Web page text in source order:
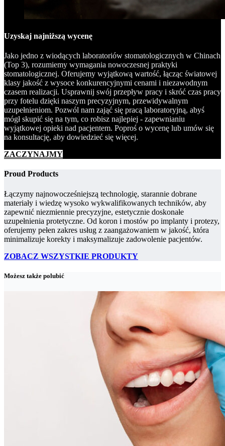
Uzyskaj najniższą wycenę
Jako jedno z wiodących laboratoriów stomatologicznych w Chinach
(Top 3), rozumiemy wymagania nowoczesnej praktyki
stomatologicznej. Oferujemy wyjątkową wartość, łącząc światowej
klasy jakość z wysoce konkurencyjnymi cenami i niezawodnym
czasem realizacji. Usprawnij swój przepływ pracy i skróć czas pracy
przy fotelu dzięki naszym precyzyjnym, przewidywalnym
uzupełnieniom. Pozwól nam zająć się pracą laboratoryjną, abyś
mógł skupić się na tym, co robisz najlepiej - zapewnianiu
wyjątkowej opieki nad pacjentem. Poproś o wycenę lub umów się
na konsultację, aby dowiedzieć się więcej.
ZACZYNAJMY
Proud Products
Łączymy najnowocześniejszą technologię, starannie dobrane
materiały i wiedzę wysoko wykwalifikowanych techników, aby
zapewnić niezmiennie precyzyjne, estetycznie doskonałe
uzupełnienia protetyczne. Od koron i mostów po implanty i protezy,
oferujemy pełen zakres usług z zaangażowaniem w jakość, która
minimalizuje korekty i maksymalizuje zadowolenie pacjentów.
ZOBACZ WSZYSTKIE PRODUKTY
Możesz także polubić